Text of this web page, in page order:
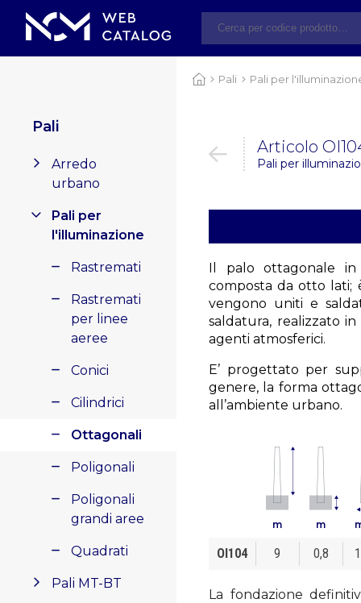
Pali
Arredo
urbano
Pali per
l'illuminazione
Rastremati
Rastremati
per linee
aeree
Conici
Cilindrici
Ottagonali
Poligonali
Poligonali
grandi aree
Quadrati
Pali MT-BT
Pali Pali per
Articolo
Pali per
Il palo ottagonale in
composta da otto lati;
vengono uniti e
saldatura, realizzato
agenti atmosferici.
E’ progettato per
genere, la forma
all’ambiente urbano.
La fondazione
m m
OI104 9 0,8